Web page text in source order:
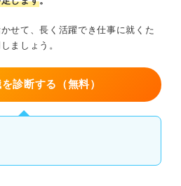
せて、長く活躍でき仕事に就くた
ましょう。
診断する（無料）